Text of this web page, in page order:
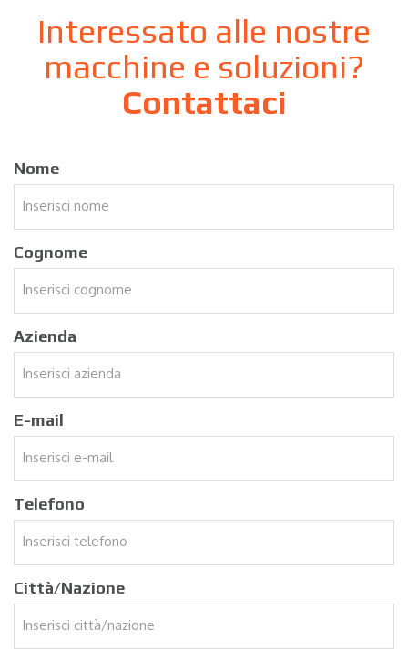
Interessato alle nostre
macchine e soluzioni?
Contattaci
Nome
Cognome
Azienda
E-mail
Telefono
Città/Nazione